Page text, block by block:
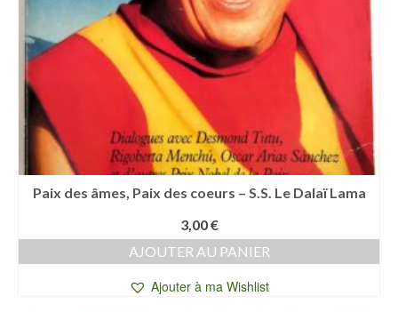
Paix des âmes, Paix des coeurs – S.S. Le Dalaï Lama
3,00€
AJOUTER AU PANIER
Ajouter à ma Wishlist